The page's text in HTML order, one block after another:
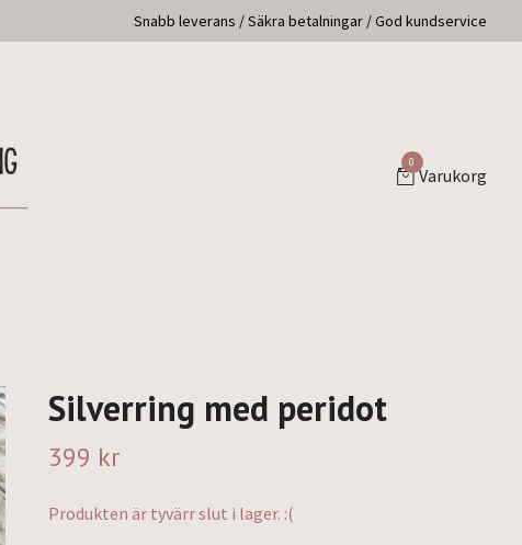
Snabb leverans / Säkra betalningar / God kundservice
0
Varukorg
Silverring med peridot
399 kr
Produkten är tyvärr slut i lager. :(